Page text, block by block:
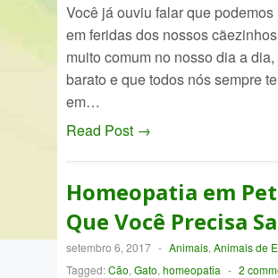
Você já ouviu falar que
em feridas dos nossos
muito comum no nosso dia a
barato e que todos nós sempre
em…
Read Post →
Homeopatia em
Que Você Precisa
setembro 6, 2017 - Animais, Animais de
Tagged:Cão, Gato, homeopatia - 2